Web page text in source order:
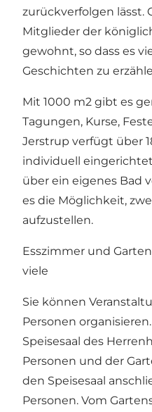
zurückverfolgen lässt.
Mitglieder der
gewohnt, so dass es
Geschichten zu
Mit 1000 m2 gibt es
Tagungen, Kurse,
Jerstrup verfügt über
individuell
über ein eigenes Bad
es die Möglichkeit,
aufzustellen.
Esszimmer und
viele
Sie können
Personen
Speisesaal des
Personen und der
den Speisesaal
Personen. Vom